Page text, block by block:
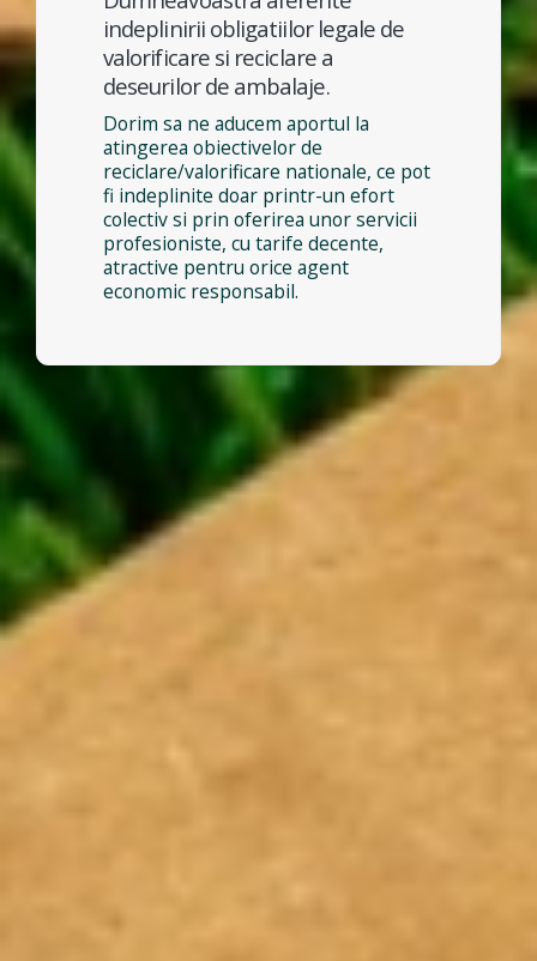
indeplinirii obligatiilor legale de
valorificare si reciclare a
deseurilor de ambalaje.
Dorim sa ne aducem aportul la
atingerea obiectivelor de
reciclare/valorificare nationale, ce pot
fi indeplinite doar printr-un efort
colectiv si prin oferirea unor servicii
profesioniste, cu tarife decente,
atractive pentru orice agent
economic responsabil.